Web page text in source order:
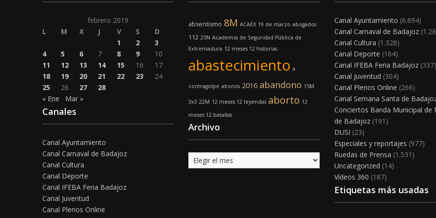
febrero 2019
L
M X J V S
D
1
2
3
4
5 6 7 8 9
10
11
12 13 14 15 16
17
18
19 20 21 22 23
24
25
26 27
28
« Ene
Mar »
Canales
Canal Ayuntamiento
Canal Carnaval de Badajoz
Canal Cultura
Canal Deporte
Canal IFEBA Feria Badajoz
Canal Juventud
Canal Plenos Online
absentismo 8M ACAEX 19 de marzo abogados
112 25N Academia de Seguridad Pública de
Extremadura 12 meses 12 historias
abastecimiento a
contragolpe abonos 2016 abandono 15M
3x3 22M 12 meses 12 leyendas aborto 12
meses 12 batallas
Archivo
Archivo
Canal Ayuntamiento (6.694)
Canal Carnaval de Badajoz
Canal Cultura (1.328)
Canal Deporte (164)
Canal IFEBA Feria Badajoz (337)
Canal Juventud (304)
Canal Plenos Online (266)
Canal Semana Santa de
Conciertos Banda Municipal de
de Badajoz (191)
DUSI (23)
Especiales y reportajes (977)
Ruedas de Prensa (1.531)
Uncategorized (14)
Vídeos 360 (187)
Etiquetas más usadas